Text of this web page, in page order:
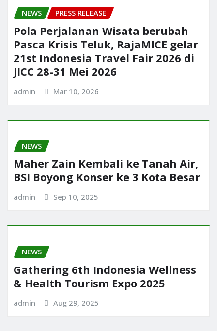
NEWS PRESS RELEASE
Pola Perjalanan Wisata berubah
Pasca Krisis Teluk, RajaMICE gelar
21st Indonesia Travel Fair 2026 di
JICC 28-31 Mei 2026
admin Mar 10, 2026
NEWS
Maher Zain Kembali ke Tanah Air,
BSI Boyong Konser ke 3 Kota Besar
admin Sep 10, 2025
NEWS
Gathering 6th Indonesia Wellness
& Health Tourism Expo 2025
admin Aug 29, 2025